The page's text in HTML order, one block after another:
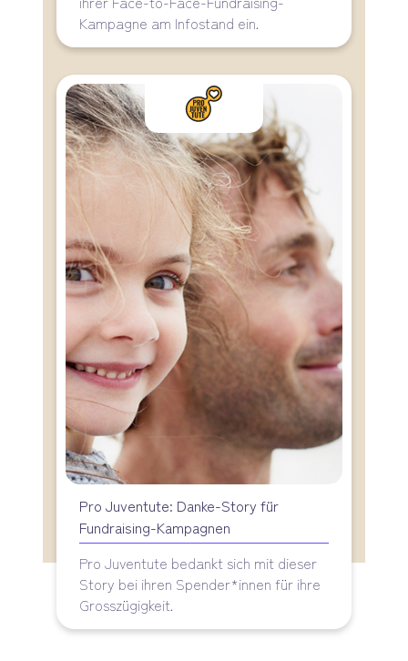
Kampagne am Infostand ein.
Pro Juventute: Danke-Story für
Fundraising-Kampagnen
Pro Juventute bedankt sich mit dieser
Story bei ihren Spender*innen für ihre
Grosszügigkeit.